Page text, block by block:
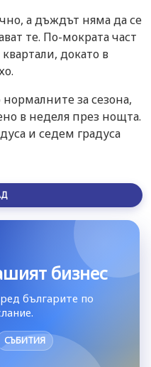
а дъждът няма да се
те. По-мократа част
докато в
за сезона,
в неделя през нощта.
и седем градуса
бизнес
българите по
СЪБИТИЯ